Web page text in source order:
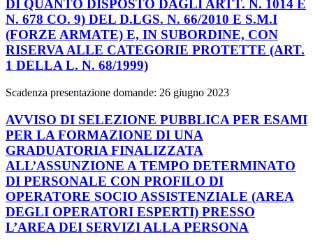
DI QUANTO DISPOSTO DAGLI ARTT. N. 1014 E
N. 678 CO. 9) DEL D.LGS. N. 66/2010 E S.M.I
(FORZE ARMATE) E, IN SUBORDINE, CON
RISERVA ALLE CATEGORIE PROTETTE (ART.
1 DELLA L. N. 68/1999)
Scadenza presentazione domande: 26 giugno 2023
AVVISO DI SELEZIONE PUBBLICA PER ESAMI
PER LA FORMAZIONE DI UNA
GRADUATORIA FINALIZZATA
ALL’ASSUNZIONE A TEMPO DETERMINATO
DI PERSONALE CON PROFILO DI
OPERATORE SOCIO ASSISTENZIALE (AREA
DEGLI OPERATORI ESPERTI) PRESSO
L’AREA DEI SERVIZI ALLA PERSONA